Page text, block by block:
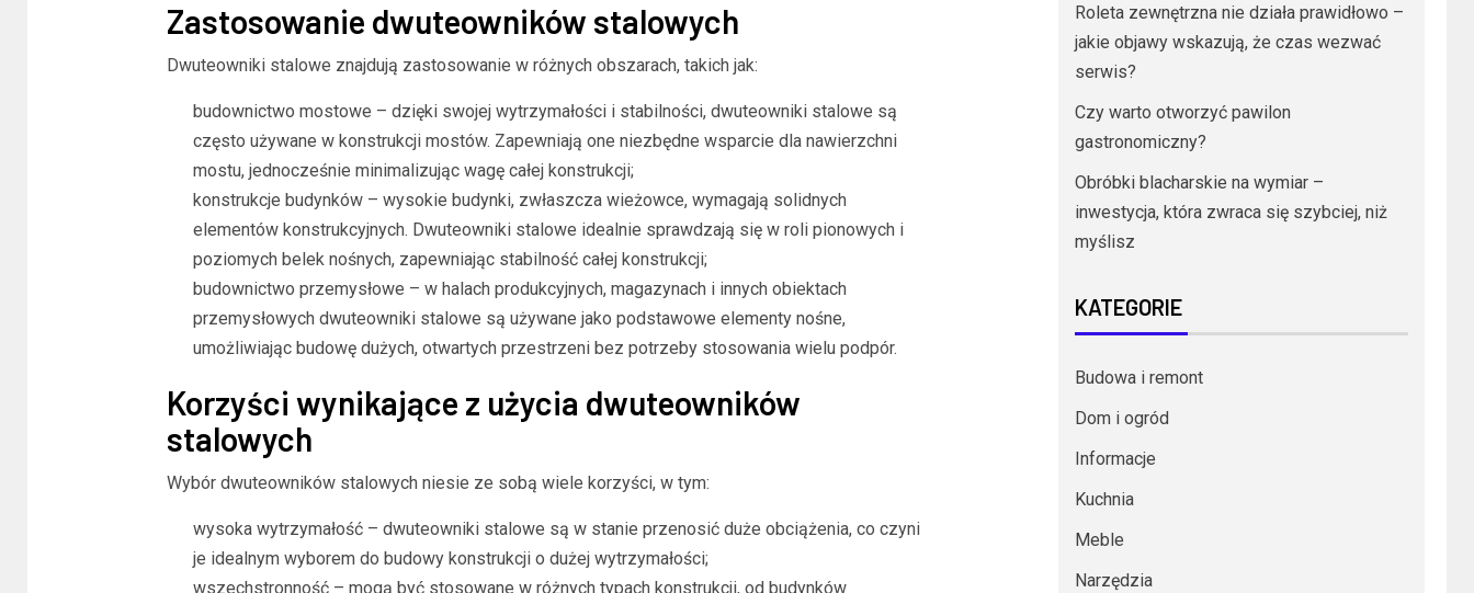
Zastosowanie dwuteowników stalowych
Dwuteowniki stalowe znajdują zastosowanie w różnych obszarach, takich jak:
budownictwo mostowe – dzięki swojej wytrzymałości i stabilności, dwuteowniki stalowe są
często używane w konstrukcji mostów. Zapewniają one niezbędne wsparcie dla nawierzchni
mostu, jednocześnie minimalizując wagę całej konstrukcji;
konstrukcje budynków – wysokie budynki, zwłaszcza wieżowce, wymagają solidnych
elementów konstrukcyjnych. Dwuteowniki stalowe idealnie sprawdzają się w roli pionowych i
poziomych belek nośnych, zapewniając stabilność całej konstrukcji;
budownictwo przemysłowe – w halach produkcyjnych, magazynach i innych obiektach
przemysłowych dwuteowniki stalowe są używane jako podstawowe elementy nośne,
umożliwiając budowę dużych, otwartych przestrzeni bez potrzeby stosowania wielu podpór.
Korzyści wynikające z użycia dwuteowników
stalowych
Wybór dwuteowników stalowych niesie ze sobą wiele korzyści, w tym:
wysoka wytrzymałość – dwuteowniki stalowe są w stanie przenosić duże obciążenia, co czyni
je idealnym wyborem do budowy konstrukcji o dużej wytrzymałości;
wszechstronność – mogą być stosowane w różnych typach konstrukcji, od budynków
Roleta zewnętrzna nie działa prawidłowo –
jakie objawy wskazują, że czas wezwać
serwis?
Czy warto otworzyć pawilon
gastronomiczny?
Obróbki blacharskie na wymiar –
inwestycja, która zwraca się szybciej, niż
myślisz
KATEGORIE
Budowa i remont
Dom i ogród
Informacje
Kuchnia
Meble
Narzędzia